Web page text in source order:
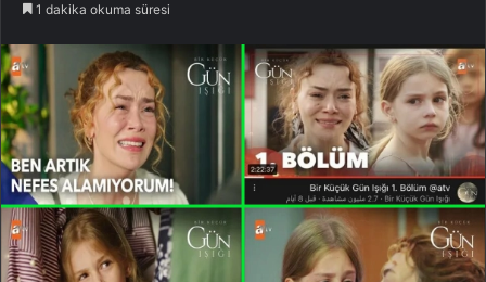
1 dakika okuma süresi